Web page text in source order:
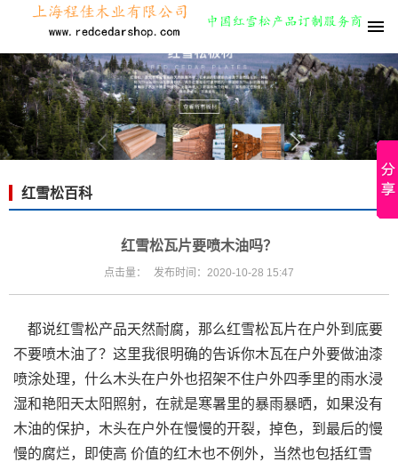
红雪松百科
红雪松瓦片要喷木油吗？
点击量： 发布时间：2020-10-28 15:47
都说红雪松产品天然耐腐，那么红雪松瓦片在户外到底要
不要喷木油了？这里我很明确的告诉你木瓦在户外要做油漆
喷涂处理，什么木头在户外也招架不住户外四季里的雨水浸
湿和艳阳天太阳照射，在就是寒暑里的暴雨暴晒，如果没有
木油的保护，木头在户外在慢慢的开裂，掉色，到最后的慢
慢的腐烂，即使高 价值的红木也不例外，当然也包括红雪